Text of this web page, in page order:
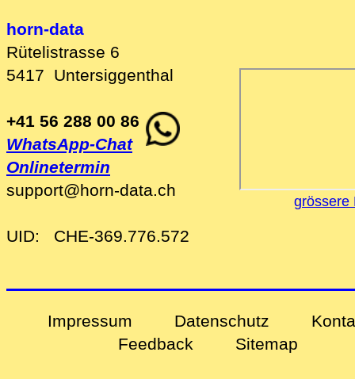
horn-data
Rütelistrasse 6
5417 Untersiggenthal
+41 56 288 00 86
WhatsApp-Chat
Onlinetermin
support@horn-data.ch
UID: CHE-369.776.572
grössere
Impressum Datenschutz
Feedback
Sitemap